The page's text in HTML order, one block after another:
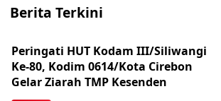
Berita Terkini
Peringati HUT Kodam III/Siliwangi
Ke-80, Kodim 0614/Kota Cirebon
Gelar Ziarah TMP Kesenden